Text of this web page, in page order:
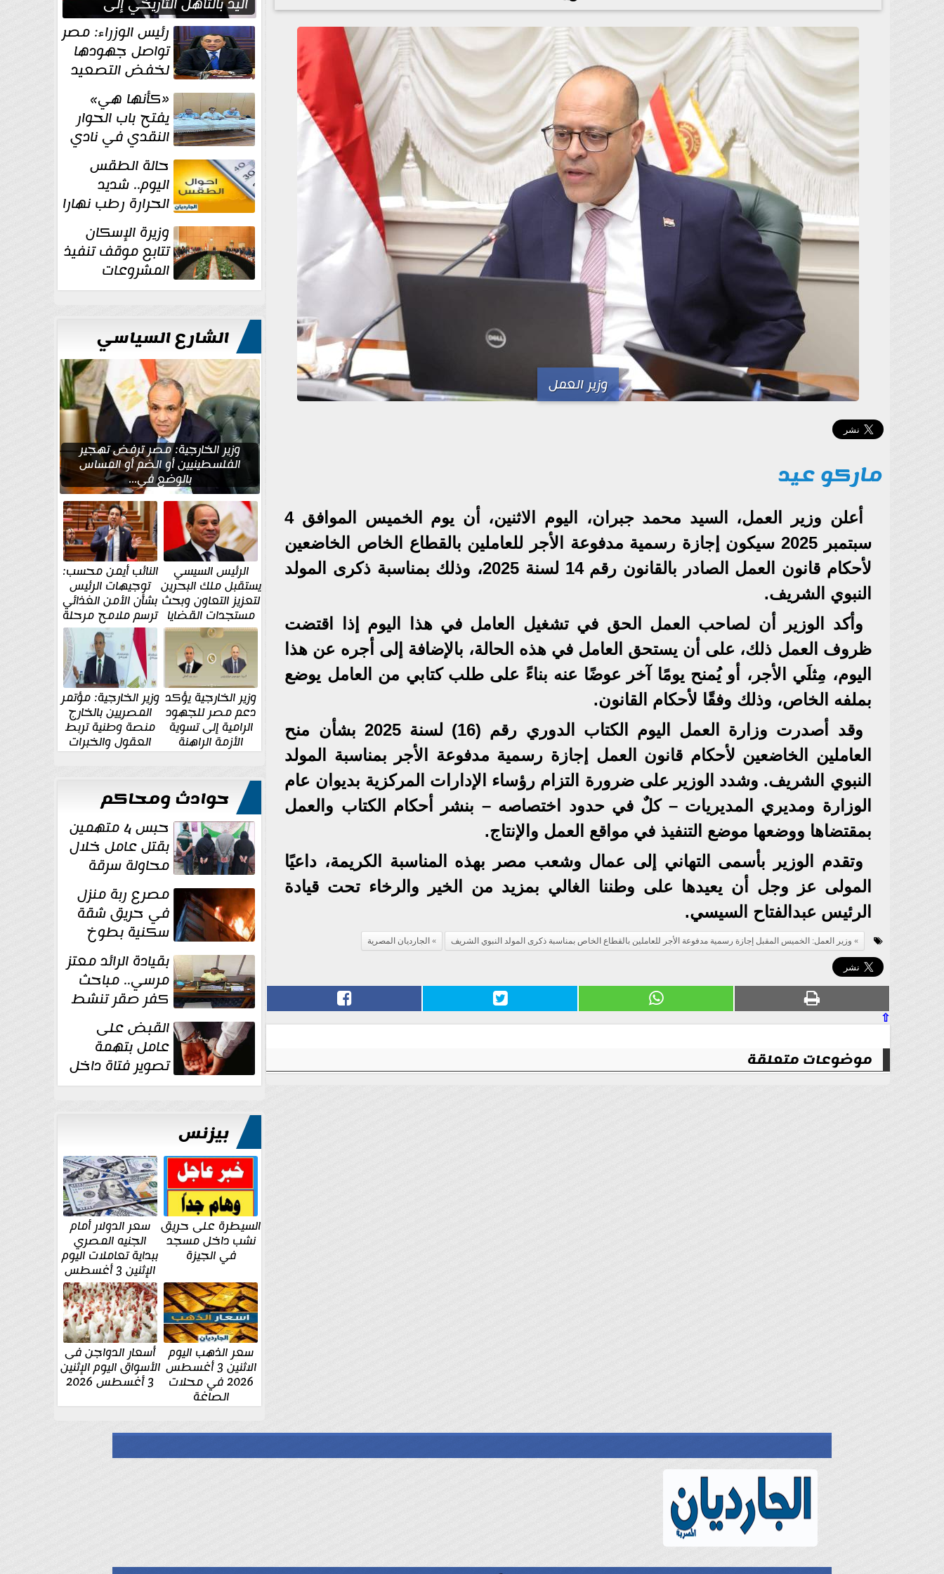
وزير العمل
ماركو عيد
أعلن وزير العمل، السيد محمد جبران، اليوم الاثنين، أن يوم الخميس الموافق 4
سبتمبر 2025 سيكون إجازة رسمية مدفوعة الأجر للعاملين بالقطاع الخاص الخاضعين
لأحكام قانون العمل الصادر بالقانون رقم 14 لسنة 2025، وذلك بمناسبة ذكرى المولد
النبوي الشريف.
وأكد الوزير أن لصاحب العمل الحق في تشغيل العامل في هذا اليوم إذا اقتضت
ظروف العمل ذلك، على أن يستحق العامل في هذه الحالة، بالإضافة إلى أجره عن هذا
اليوم، مِثلَي الأجر، أو يُمنح يومًا آخر عوضًا عنه بناءً على طلب كتابي من العامل يوضع
بملفه الخاص، وذلك وفقًا لأحكام القانون.
وقد أصدرت وزارة العمل اليوم الكتاب الدوري رقم (16) لسنة 2025 بشأن منح
العاملين الخاضعين لأحكام قانون العمل إجازة رسمية مدفوعة الأجر بمناسبة المولد
النبوي الشريف. وشدد الوزير على ضرورة التزام رؤساء الإدارات المركزية بديوان عام
الوزارة ومديري المديريات – كلٌ في حدود اختصاصه – بنشر أحكام الكتاب والعمل
بمقتضاها ووضعها موضع التنفيذ في مواقع العمل والإنتاج.
وتقدم الوزير بأسمى التهاني إلى عمال وشعب مصر بهذه المناسبة الكريمة، داعيًا
المولى عز وجل أن يعيدها على وطننا الغالي بمزيد من الخير والرخاء تحت قيادة
الرئيس عبدالفتاح السيسي.
وزير العمل: الخميس المقبل إجازة رسمية مدفوعة الأجر للعاملين بالقطاع الخاص بمناسبة ذكرى المولد النبوي الشريف الجارديان المصرية
⇧
موضوعات متعلقة
نصف نهائي كأس العالم
رئيس الوزراء: مصر
تواصل جهودها
لخفض التصعيد
والحفاظ على
الاستقرار الإقليمي«كأنها هي»
يفتح باب الحوار
النقدي في نادي
أدب مصر الجديدة
حالة الطقس
اليوم.. شديد
الحرارة رطب نهارا
مائل للحرارة رطب
ليلا.. و... وزيرة الإسكان
تتابع موقف تنفيذ
المشروعات
والخطة
للتعميرالشارع السياسي
وزير الخارجية: مصر ترفض تهجير
الفلسطينيين أو الضم أو المساس
بالوضع في...
الرئيس السيسي
يستقبل ملك البحرين
لتعزيز التعاون وبحث
مستجدات القضايا
الإقليمية والدولية
النائب أيمن محسب:
توجيهات الرئيس
بشأن الأمن الغذائي
ترسم ملامح مرحلة
جديدة
وزير الخارجية يؤكد
دعم مصر للجهود
الرامية إلى تسوية
الأزمة الراهنة
وزير الخارجية: مؤتمر
المصريين بالخارج
منصة وطنية تربط
العقول والخبرات
المصرية بالدولة
حوادث ومحاكم
حبس 4 متهمين
بقتل عامل خلال
محاولة سرقة
دراجة نارية في
المنوفية مصرع ربة منزل
في حريق شقة
سكنية بطوخ
بقيادة الرائد معتز
مرسي.. مباحث
كفر صقر تنشط
بقوة وتوجه
ضربات أمنية... القبض على
عامل بتهمة
تصوير فتاة داخل
غرفة تغيير
بيزنس
السيطرة على حريق
نشب داخل مسجد
في الجيزة
سعر الدولار أمام
الجنيه المصري
ببداية تعاملات اليوم
الإثنين 3 أغسطس
سعر الذهب اليوم
الاثنين 3 أغسطس
2026 في محلات
الصاغة
أسعار الدواجن فى
الأسواق اليوم الإثنين
3 أغسطس 2026